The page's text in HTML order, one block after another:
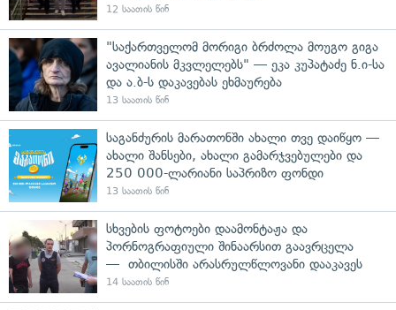
12 საათის წინ
"საქართველომ მორიგი ბრძოლა მოუგო გიგა
ავალიანის მკვლელებს" — ეკა კუპატაძე ნ.ი-სა
და ა.ბ-ს დაკავებას ეხმაურება
13 საათის წინ
საგანძურის მარათონში ახალი თვე დაიწყო —
ახალი შანსები, ახალი გამარჯვებულები და
250 000-ლარიანი საპრიზო ფონდი
13 საათის წინ
სხვების ფოტოები დაამონტაჟა და
პორნოგრაფიული შინაარსით გაავრცელა
— თბილისში არასრულწლოვანი დააკავეს
14 საათის წინ